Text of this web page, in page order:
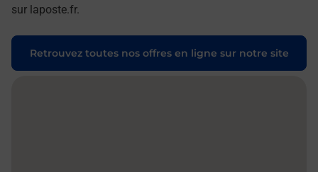
sur laposte.fr.
Retrouvez toutes nos offres en ligne sur notre site